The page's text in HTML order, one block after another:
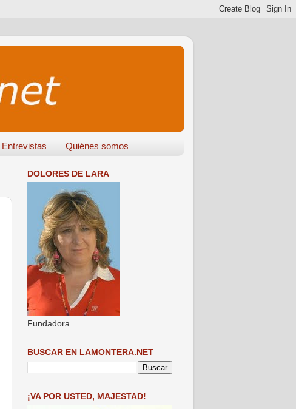
Entrevistas Quiénes somos
DOLORES DE LARA
Fundadora
BUSCAR EN LAMONTERA.NET
¡VA POR USTED, MAJESTAD!